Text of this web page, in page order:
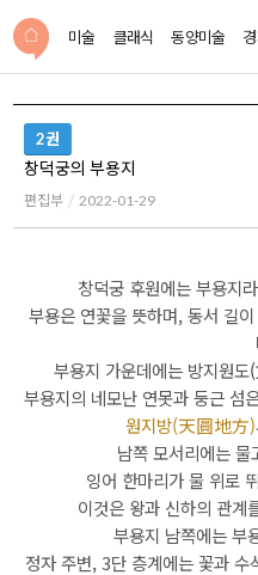
미술 클래식 동양미술
2권
창덕궁의 부용지
편집부 2022-01-29
창덕궁 후원에는 부용지
부용은 연꽃을 뜻하며, 동서 길
부용지 가운데에는 방지원도
부용지의 네모난 연못과 둥근 섬
원지방(天圓地方)
남쪽 모서리에는
잉어 한마리가 물 위로
이것은 왕과 신하의 관계
부용지 남쪽에는 부
정자 주변, 3단 층계에는 꽃과